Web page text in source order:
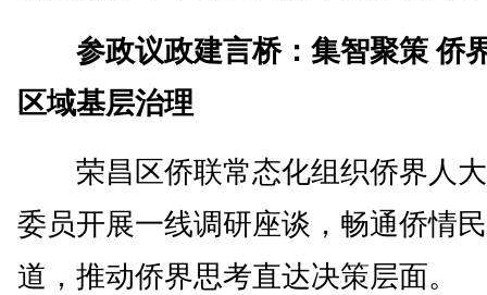
参政议政建言桥：集智聚策 侨
区域基层治理
荣昌区侨联常态化组织侨界人大
委员开展一线调研座谈，畅通侨情
道，推动侨界思考直达决策层面。